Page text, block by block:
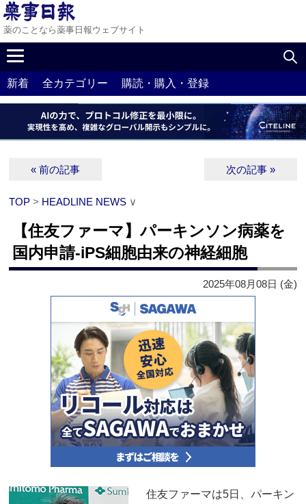
薬のことなら薬事日報ウェブサイト
新着 全カテゴリー 購読・購入・登録
« 前の記事 次の記事 »
TOP > HEADLINE NEWS ∨
【住友ファーマ】パーキンソン病薬を
国内申請‐iPS細胞由来の神経細胞
2025年08月08日 (金)
住友ファーマは5日、パーキン